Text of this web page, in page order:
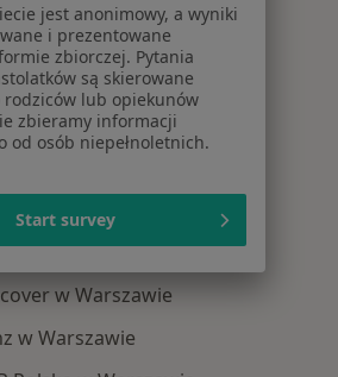
w Warszawie
w Warszawie
w Warszawie
Najczęście leczone
ubezpieczenia
w Warszawie
w Warszawie
jest anonimowy, a wyniki
i prezentowane
zbiorczej. Pytania
są skierowane
rodziców lub opiekunów
zbieramy informacji
od osób niepełnoletnich.
Start survey